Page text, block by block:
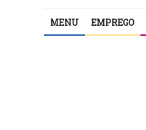
MENU EMPREGO